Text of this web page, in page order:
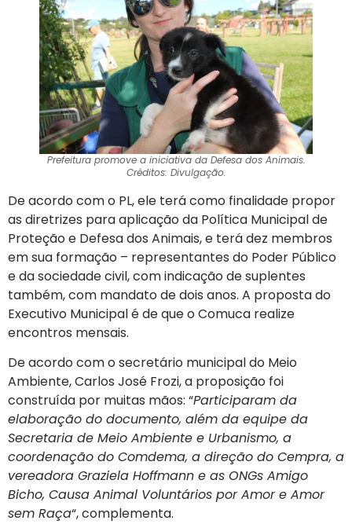
Prefeitura promove a iniciativa da Defesa dos Animais.
Créditos: Divulgação.
De acordo com o PL, ele terá como finalidade propor
as diretrizes para aplicação da Política Municipal de
Proteção e Defesa dos Animais, e terá dez membros
em sua formação – representantes do Poder Público
e da sociedade civil, com indicação de suplentes
também, com mandato de dois anos. A proposta do
Executivo Municipal é de que o Comuca realize
encontros mensais.
De acordo com o secretário municipal do Meio
Ambiente, Carlos José Frozi, a proposição foi
construída por muitas mãos: “Participaram da
elaboração do documento, além da equipe da
Secretaria de Meio Ambiente e Urbanismo, a
coordenação do Comdema, a direção do Cempra, a
vereadora Graziela Hoffmann e as ONGs Amigo
Bicho, Causa Animal Voluntários por Amor e Amor
sem Raça“, complementa.